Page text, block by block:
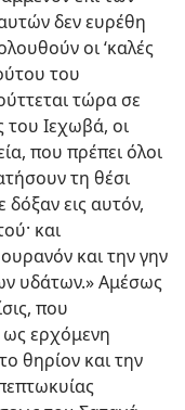
δεν ευρέθη
οι ‘καλές
του
τώρα σε
Ιεχωβά, οι
που πρέπει όλοι
τη θέσι
εις αυτόν,
και
και την γην
υδάτων.» Αμέσως
που
ως ερχόμενη
θηρίον και την